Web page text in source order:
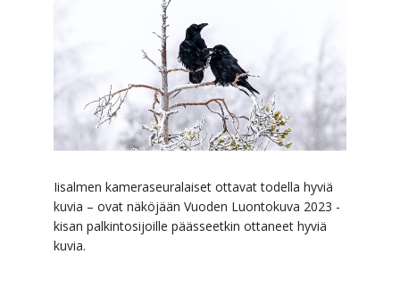
Iisalmen kameraseuralaiset ottavat todella hyviä
kuvia – ovat näköjään Vuoden Luontokuva 2023 -
kisan palkintosijoille päässeetkin ottaneet hyviä
kuvia.